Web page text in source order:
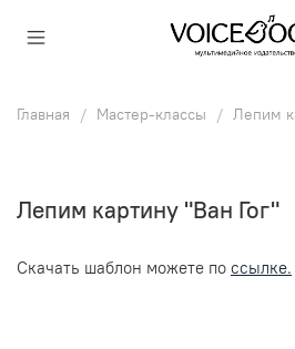
Главная Мастер-классы Лепим
Лепим картину "Ван Гог"
Cкачать шаблон можете по ссылке.